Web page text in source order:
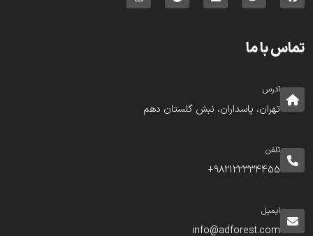
تماس با ما
آدرس
تهران، پاسداران، نبش گلستان دهم
تلفن
982122334455+
ایمیل
info@adforest.com